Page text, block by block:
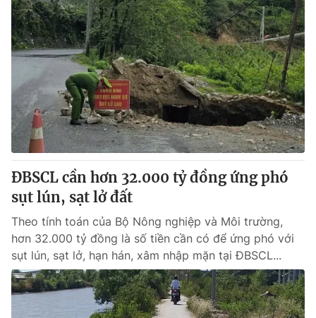
Liên hệ quảng cáo:024-7300.7108
® Cấm sao chép dưới mọi hình thức nếu không có sự chấp
thuận bằng văn bản. Ghi rõ nguồn VTV.vn khi phát hành lại
thông tin từ website này.
ĐBSCL cần hơn 32.000 tỷ đồng ứng phó
sụt lún, sạt lở đất
Theo tính toán của Bộ Nông nghiệp và Môi trường,
hơn 32.000 tỷ đồng là số tiền cần có để ứng phó với
sụt lún, sạt lở, hạn hán, xâm nhập mặn tại ĐBSCL...